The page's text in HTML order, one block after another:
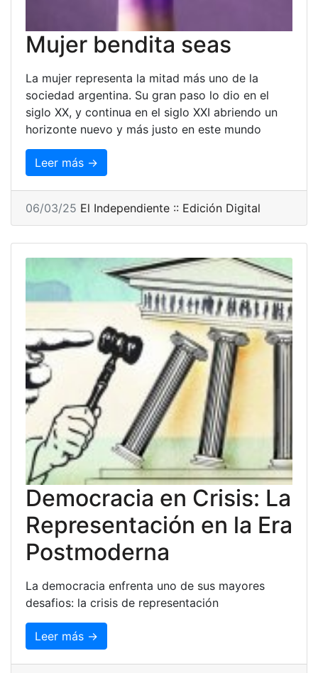
Mujer bendita seas
La mujer representa la mitad más uno de la
sociedad argentina. Su gran paso lo dio en el
siglo XX, y continua en el siglo XXI abriendo un
horizonte nuevo y más justo en este mundo
Leer más →
06/03/25 El Independiente :: Edición Digital
Democracia en Crisis: La
Representación en la Era
Postmoderna
La democracia enfrenta uno de sus mayores
desafios: la crisis de representación
Leer más →